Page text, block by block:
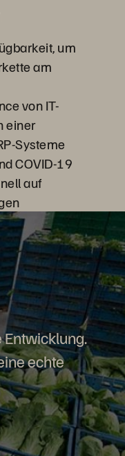
um
am
von IT-
einer
Systeme
COVID-19
auf
echte